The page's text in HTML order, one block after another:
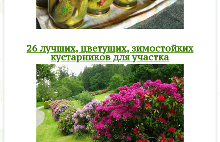
26 лучших, цветущих, зимостойких
кустарников для участка